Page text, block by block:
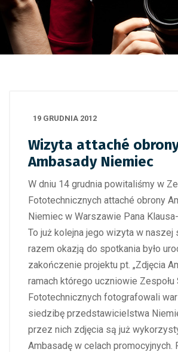
19 GRUDNIA 2012
Wizyta attaché
Ambasady Niemiec
W dniu 14 grudnia powitaliśmy w
Fototechnicznych attaché obrony
Niemiec w Warszawie Pana
To już kolejna jego wizyta w naszej
razem okazją do spotkania było
zakończenie projektu pt. „Zdjęcia
ramach którego uczniowie Zespołu
Fototechnicznych fotografowali
siedzibę przedstawicielstwa
przez nich zdjęcia są już
Ambasadę w celach promocyjnych.